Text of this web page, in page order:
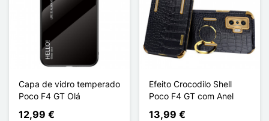
Capa de vidro temperado
Poco F4 GT Olá
12,99 €
Efeito Crocodilo Shell
Poco F4 GT com Anel
13,99 €